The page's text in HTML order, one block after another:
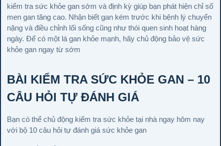
kiểm tra sức khỏe gan sớm và định kỳ giúp bạn phát hiện chỉ số
men gan tăng cao. Nhận biết gan kém trước khi bệnh lý chuyển
nặng và điều chỉnh lối sống cũng như thói quen sinh hoạt hàng
ngày. Để có một lá gan khỏe mạnh, hãy chủ động bảo vệ sức
khỏe gan ngay từ sớm
BÀI KIỂM TRA SỨC KHỎE GAN – 10
CÂU HỎI TỰ ĐÁNH GIÁ
Bạn có thể chủ động kiểm tra sức khỏe tại nhà ngay hôm nay
với bộ 10 câu hỏi tự đánh giá sức khỏe gan